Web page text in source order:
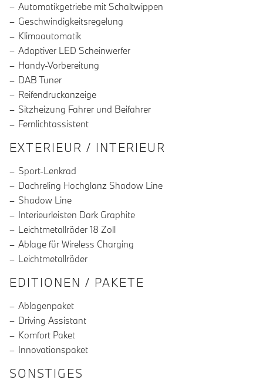
Automatikgetriebe mit Schaltwippen
Geschwindigkeitsregelung
Klimaautomatik
Adaptiver LED Scheinwerfer
Handy-Vorbereitung
DAB Tuner
Reifendruckanzeige
Sitzheizung Fahrer und Beifahrer
Fernlichtassistent
EXTERIEUR / INTERIEUR
Sport-Lenkrad
Dachreling Hochglanz Shadow Line
Shadow Line
Interieurleisten Dark Graphite
Leichtmetallräder 18 Zoll
Ablage für Wireless Charging
Leichtmetallräder
EDITIONEN / PAKETE
Ablagenpaket
Driving Assistant
Komfort Paket
Innovationspaket
SONSTIGES